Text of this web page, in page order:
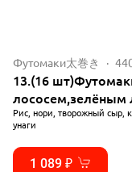
Футомаки太巻き
13.(16
лососем,зелёным
Рис, нори, творожный сыр,
унаги
1 089 ₽